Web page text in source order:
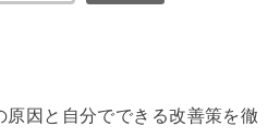
原因と自分でできる改善策を徹